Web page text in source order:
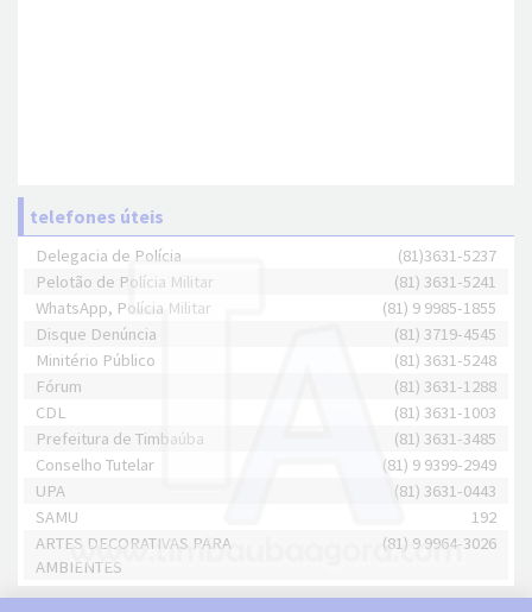
telefones úteis
Delegacia de Polícia
(81)3631-5237
Pelotão de Polícia Militar
(81) 3631-5241
WhatsApp, Polícia Militar
(81) 9 9985-1855
Disque Denúncia
(81) 3719-4545
Minitério Público
(81) 3631-5248
Fórum
(81) 3631-1288
CDL
(81) 3631-1003
Prefeitura de Timbaúba
(81) 3631-3485
Conselho Tutelar
(81) 9 9399-2949
UPA
(81) 3631-0443
SAMU
192
ARTES DECORATIVAS PARA
AMBIENTES
(81) 9 9964-3026